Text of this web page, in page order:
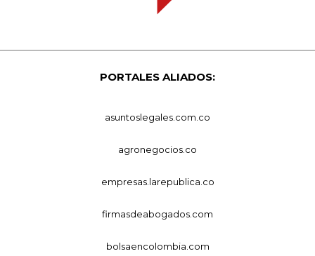
PORTALES ALIADOS:
asuntoslegales.com.co
agronegocios.co
empresas.larepublica.co
firmasdeabogados.com
bolsaencolombia.com